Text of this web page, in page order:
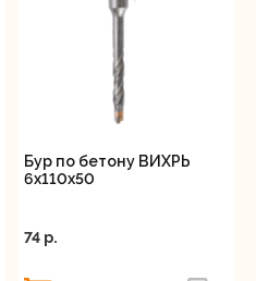
Бур по бетону ВИХРЬ
6x110x50
74 p.